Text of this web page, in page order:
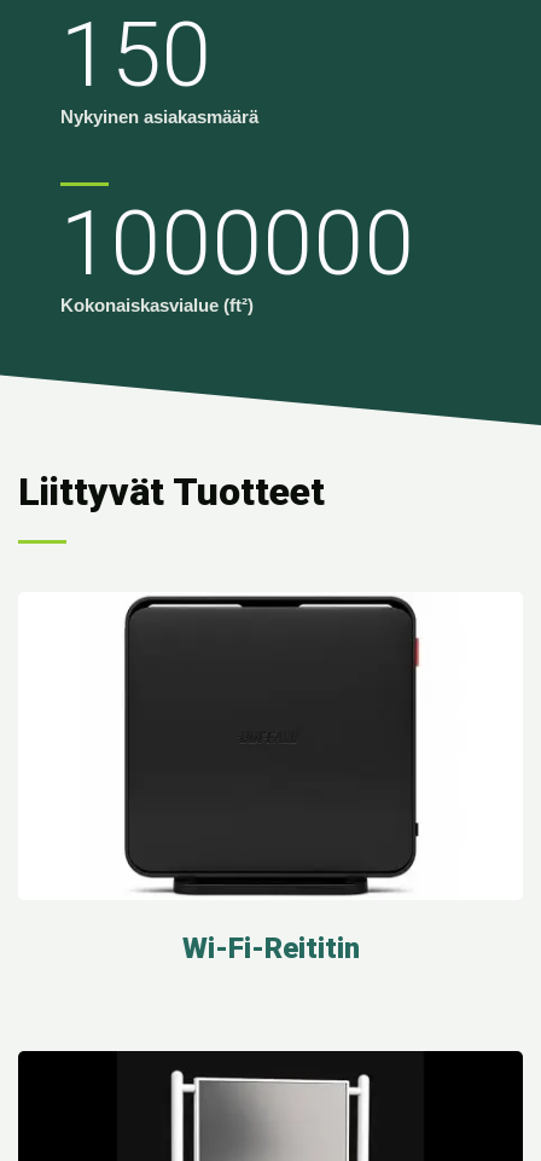
150
Nykyinen asiakasmäärä
1000000
Kokonaiskasvialue (ft²)
Liittyvät Tuotteet
Wi-Fi-Reititin